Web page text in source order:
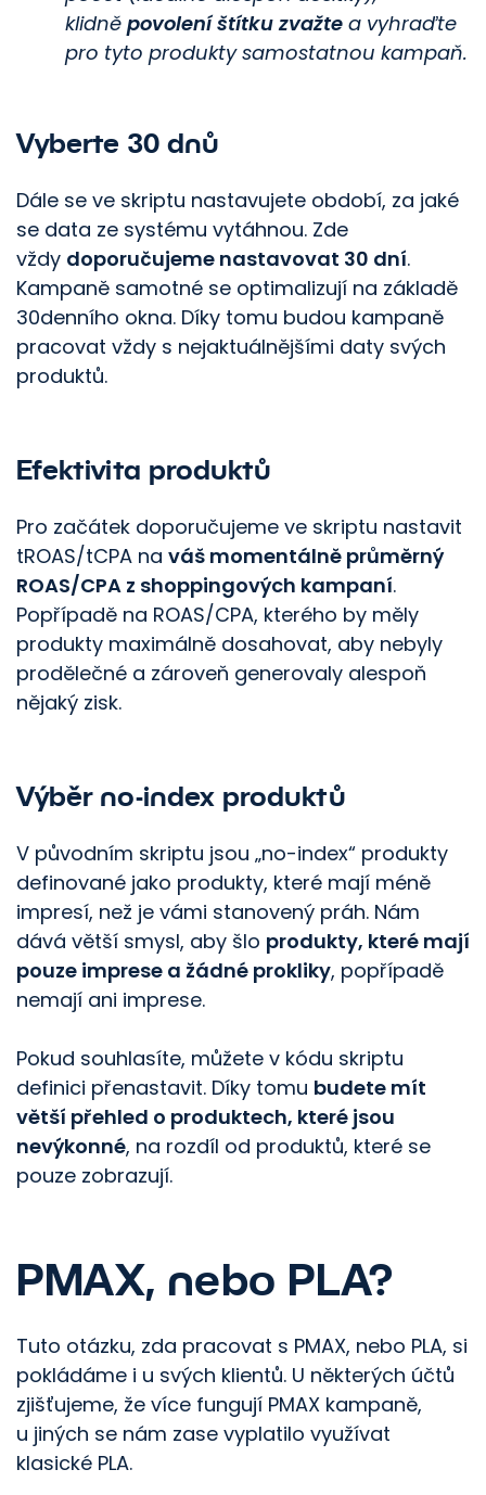
klidně povolení štítku zvažte a vyhraďte
pro tyto produkty samostatnou kampaň.
Vyberte 30 dnů
Dále se ve skriptu nastavujete období, za jaké
se data ze systému vytáhnou. Zde
vždy doporučujeme nastavovat 30 dní.
Kampaně samotné se optimalizují na základě
30denního okna. Díky tomu budou kampaně
pracovat vždy s nejaktuálnějšími daty svých
produktů.
Efektivita produktů
Pro začátek doporučujeme ve skriptu nastavit
tROAS/​tCPA na váš momentálně průměrný
ROAS/CPA z shoppingových kampaní.
Popřípadě na ROAS/CPA, kterého by měly
produkty maximálně dosahovat, aby nebyly
prodělečné a zároveň generovaly alespoň
nějaký zisk.
Výběr no-index produktů
V původním skriptu jsou „no-index“ produkty
definované jako produkty, které mají méně
impresí, než je vámi stanovený práh. Nám
dává větší smysl, aby šlo produkty, které mají
pouze imprese a žádné prokliky, popřípadě
nemají ani imprese.
Pokud souhlasíte, můžete v kódu skriptu
definici přenastavit. Díky tomu budete mít
větší přehled o produktech, které jsou
nevýkonné, na rozdíl od produktů, které se
pouze zobrazují.
PMAX, nebo PLA?
Tuto otázku, zda pracovat s PMAX, nebo PLA, si
pokládáme i u svých klientů. U některých účtů
zjišťujeme, že více fungují PMAX kampaně,
u jiných se nám zase vyplatilo využívat
klasické PLA.